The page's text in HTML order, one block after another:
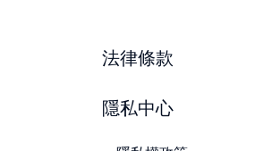
法律條款
隱私中心